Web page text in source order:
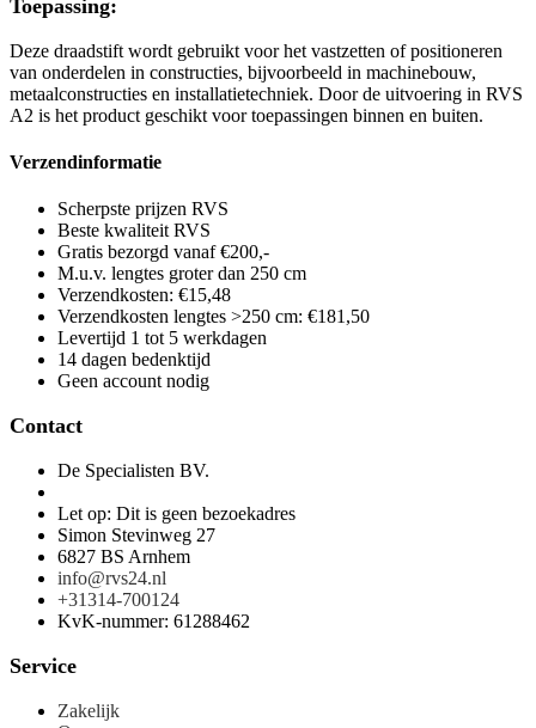
Toepassing:
Deze draadstift wordt gebruikt voor het vastzetten of positioneren
van onderdelen in constructies, bijvoorbeeld in machinebouw,
metaalconstructies en installatietechniek. Door de uitvoering in RVS
A2 is het product geschikt voor toepassingen binnen en buiten.
Verzendinformatie
Scherpste prijzen RVS
Beste kwaliteit RVS
Gratis bezorgd vanaf €200,-
M.u.v. lengtes groter dan 250 cm
Verzendkosten: €15,48
Verzendkosten lengtes >250 cm: €181,50
Levertijd 1 tot 5 werkdagen
14 dagen bedenktijd
Geen account nodig
Contact
De Specialisten BV.
Let op: Dit is geen bezoekadres
Simon Stevinweg 27
6827 BS Arnhem
info@rvs24.nl
+31314-700124
KvK-nummer: 61288462
Service
Zakelijk